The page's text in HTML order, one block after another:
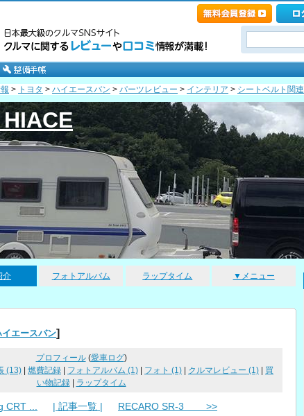
> トヨタ > ハイエースバン > パーツレビュー > インテリア > シートベルト関連
介 フォトアルバム ラップタイム ▼メニュー
イエースバン]
プロフィール(愛車ログ)
(13) 燃費記録 フォトアルバム (1) フォト (1) クルマレビュー (1)
買
い物記録| ラップタイム
CRT ... | 記事一覧 | RECARO SR-3 >>